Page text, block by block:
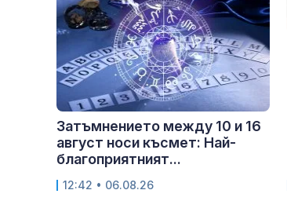
Затъмнението между 10 и 16
август носи късмет: Най-
благоприятният...
12:42 • 06.08.26